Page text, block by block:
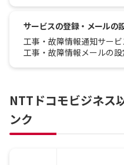
サービスの登録・メールの
工事・故障情報通知サー
工事・故障情報メールの設
NTTドコモビジネス
ンク